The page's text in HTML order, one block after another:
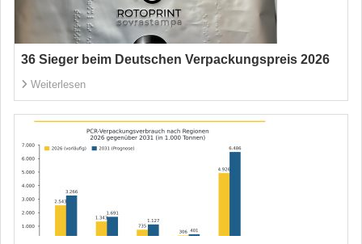
36 Sieger beim Deutschen Verpackungspreis 2026
Weiterlesen